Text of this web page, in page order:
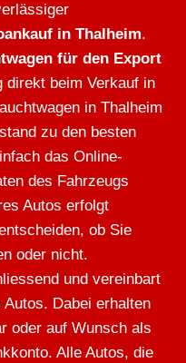
in Thalheim.
für den Export
direkt beim Verkauf in
in Thalheim
zu den besten
das Online-
des Fahrzeugs
Autos erfolgt
ob Sie
oder nicht.
und vereinbart
Dabei erhalten
oder auf Wunsch als
Alle Autos, die